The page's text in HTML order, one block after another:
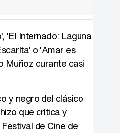
'El Internado: Laguna
o 'Amar es
Muñoz durante casi
y negro del clásico
que crítica y
de Cine de